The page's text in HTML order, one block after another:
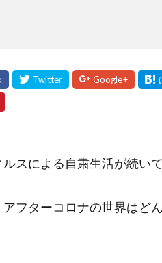
スによる自粛生活が続い
アフターコロナの世界はど